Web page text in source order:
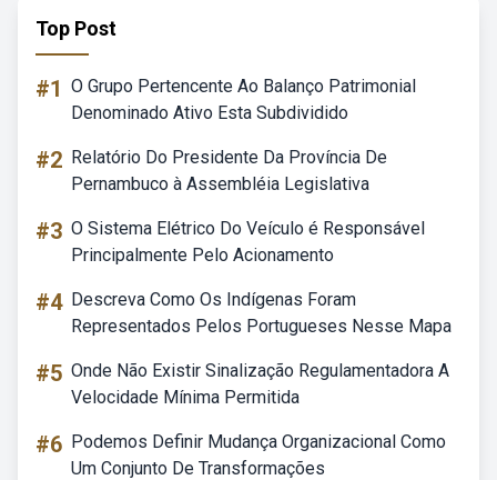
Top Post
#1 O Grupo Pertencente Ao Balanço Patrimonial
Denominado Ativo Esta Subdividido
#2 Relatório Do Presidente Da Província De
Pernambuco à Assembléia Legislativa
#3 O Sistema Elétrico Do Veículo é Responsável
Principalmente Pelo Acionamento
#4 Descreva Como Os Indígenas Foram
Representados Pelos Portugueses Nesse Mapa
#5 Onde Não Existir Sinalização Regulamentadora A
Velocidade Mínima Permitida
#6 Podemos Definir Mudança Organizacional Como
Um Conjunto De Transformações